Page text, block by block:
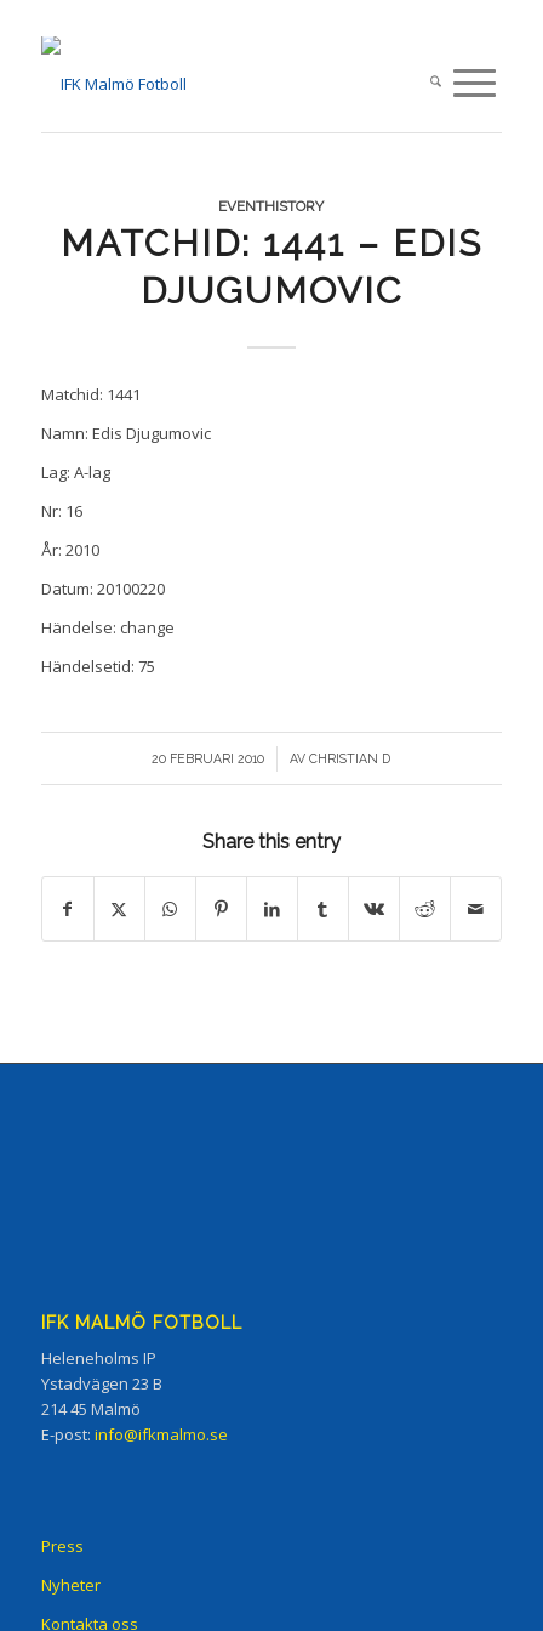
EVENTHISTORY
MATCHID: 1441 – EDIS
DJUGUMOVIC
Matchid: 1441
Namn: Edis Djugumovic
Lag: A-lag
Nr: 16
År: 2010
Datum: 20100220
Händelse: change
Händelsetid: 75
20 FEBRUARI 2010
/ AVCHRISTIAN D
Share this entry
IFK MALMÖ FOTBOLL
Heleneholms IP
Ystadvägen 23 B
214 45 Malmö
E-post: info@ifkmalmo.se
Press
Nyheter
Kontakta oss